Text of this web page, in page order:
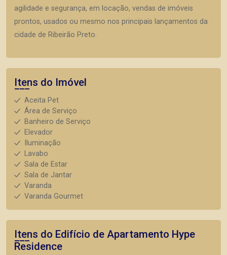
agilidade e segurança, em locação, vendas de imóveis
prontos, usados ou mesmo nos principais lançamentos da
cidade de Ribeirão Preto.
Itens do Imóvel
Aceita Pet
Área de Serviço
Banheiro de Serviço
Elevador
Iluminação
Lavabo
Sala de Estar
Sala de Jantar
Varanda
Varanda Gourmet
Itens do Edifício de Apartamento Hype
Residence